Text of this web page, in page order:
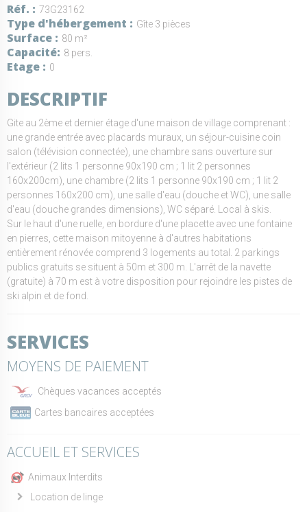
Réf. 73G23162
Type d'hébergement Gîte 3 pièces
Surface 80 m²
Capacité 8 pers.
Etage 0
DESCRIPTIF
Gite au 2ème et dernier étage d'une maison de village comprenant :
une grande entrée avec placards muraux, un séjour-cuisine coin
salon (télévision connectée), une chambre sans ouverture sur
l'extérieur (2 lits 1 personne 90x190 cm ; 1 lit 2 personnes
160x200cm), une chambre (2 lits 1 personne 90x190 cm ; 1 lit 2
personnes 160x200 cm), une salle d'eau (douche et WC), une salle
d'eau (douche grandes dimensions), WC séparé. Local à skis.
Sur le haut d'une ruelle, en bordure d'une placette avec une fontaine
en pierres, cette maison mitoyenne à d'autres habitations
entièrement rénovée comprend 3 logements au total. 2 parkings
publics gratuits se situent à 50m et 300 m. L'arrêt de la navette
(gratuite) à 70 m est à votre disposition pour rejoindre les pistes de
ski alpin et de fond.
SERVICES
MOYENS DE PAIEMENT
Chèques vacances acceptés
Cartes bancaires acceptées
ACCUEIL ET SERVICES
Animaux Interdits
Location de linge